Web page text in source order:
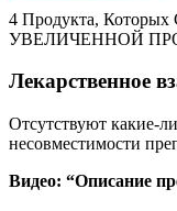
4 Продукта,
УВЕЛИЧЕННОЙ
Лекарственное
Отсутствуют какие-
несовместимости
Видео: “Описание